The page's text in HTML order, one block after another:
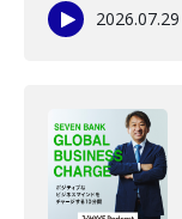
2026.07.29